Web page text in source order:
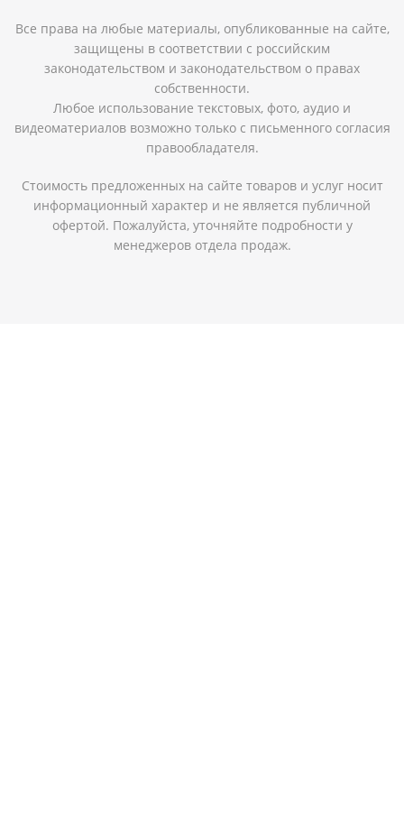
Все права на любые материалы, опубликованные на сайте,
защищены в соответствии с российским
законодательством и законодательством о правах
собственности.
Любое использование текстовых, фото, аудио и
видеоматериалов возможно только с письменного согласия
правообладателя.
Стоимость предложенных на сайте товаров и услуг носит
информационный характер и не является публичной
офертой. Пожалуйста, уточняйте подробности у
менеджеров отдела продаж.